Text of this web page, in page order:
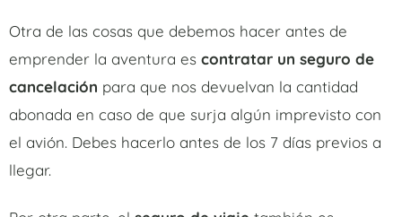
Otra de las cosas que debemos hacer antes de
emprender la aventura es contratar un seguro de
cancelación para que nos devuelvan la cantidad
abonada en caso de que surja algún imprevisto con
el avión. Debes hacerlo antes de los 7 días previos a
llegar.